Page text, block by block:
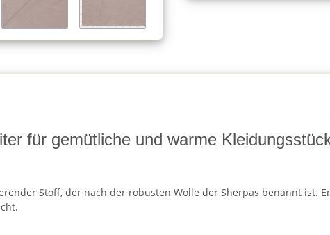
für gemütliche und warme
Stoff, der nach der robusten Wolle der Sherpas benannt ist.